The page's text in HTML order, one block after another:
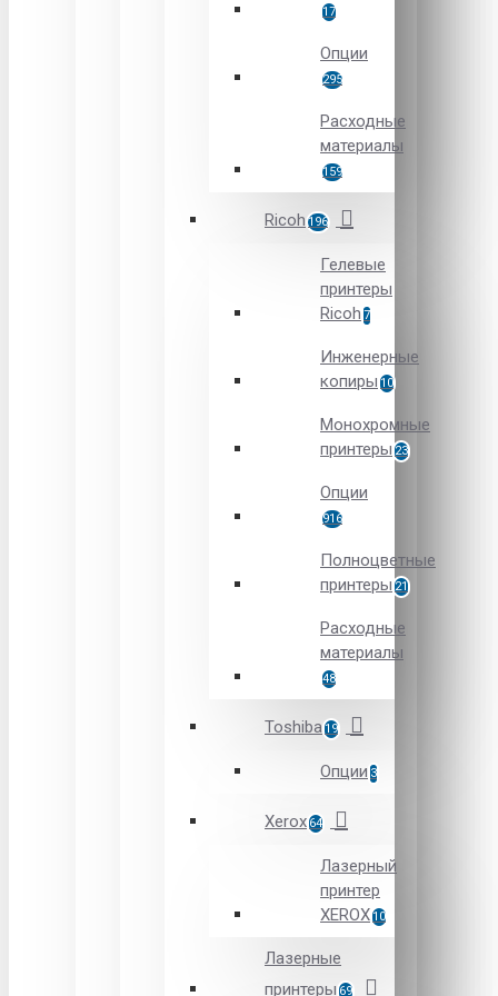
17
Опции
295
Расходные
материалы
159
Ricoh 196
Гелевые
принтеры
Ricoh 7
Инженерные
копиры 10
Монохромные
принтеры 23
Опции
916
Полноцветные
принтеры 21
Расходные
материалы
48
Toshiba19
Опции 3
Xerox64
Лазерный
принтер
XEROX10
Лазерные
принтеры 69